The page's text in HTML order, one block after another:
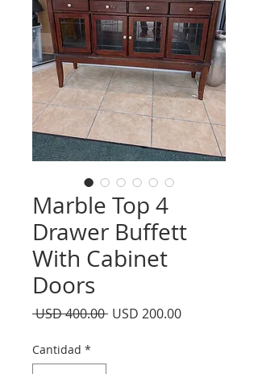
Marble Top 4
Drawer Buffett
With Cabinet
Doors
USD 400.00 Precio
USD 200.00Precio
Cantidad *